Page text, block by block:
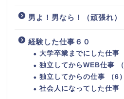
男よ！男なら！（頑張れ）
経験した仕事６０
大学卒業までにした仕事
独立してからWEB仕事 （
独立してからの仕事 （6）
社会人になってした仕事